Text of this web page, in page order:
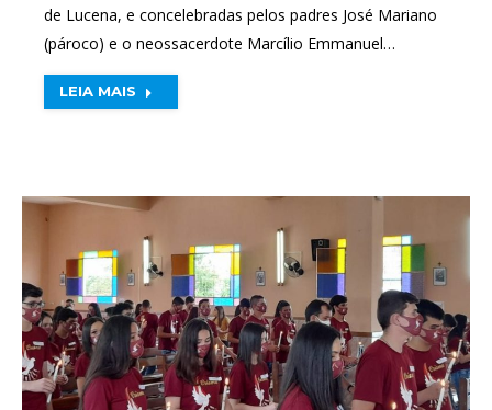
de Lucena, e concelebradas pelos padres José Mariano
(pároco) e o neossacerdote Marcílio Emmanuel…
LEIA MAIS